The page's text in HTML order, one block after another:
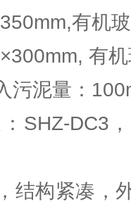
有机
有
污泥量：
SHZ-DC3
结构紧凑，